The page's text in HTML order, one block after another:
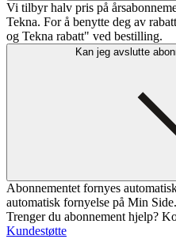
Vi tilbyr halv pris på
Tekna. For å benytte deg av
og Tekna rabatt" ved bestilling.
Kan jeg avslutte
Abonnementet fornyes
automatisk fornyelse på Min Side.
Trenger du abonnement hjelp?
Kundestøtte